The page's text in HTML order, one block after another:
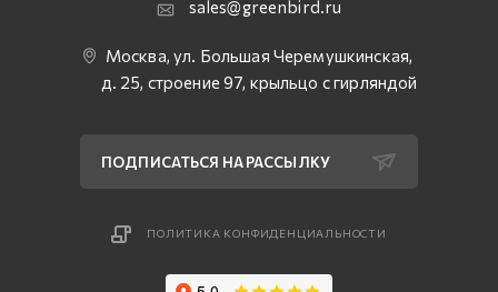
sales@greenbird.ru
Москва, ул. Большая Черемушкинская,
д. 25, строение 97, крыльцо с гирляндой
ПОДПИСАТЬСЯ НА РАССЫЛКУ
ПОЛИТИКА КОНФИДЕНЦИАЛЬНОСТИ